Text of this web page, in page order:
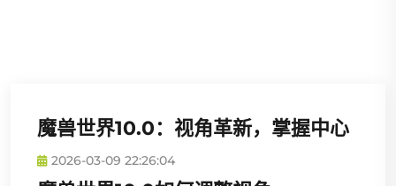
魔兽世界10.0：视角革新，掌握中心
2026-03-09 22:26:04